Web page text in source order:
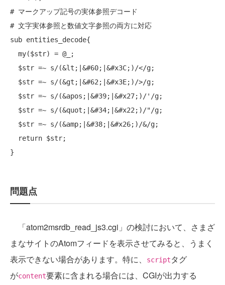
# マークアップ記号の実体参照デコード
# 文字実体参照と数値文字参照の両方に対応
sub entities_decode{
my($str) = @_;
  $str =~ s/(&lt;|&
#60;|&#x3C;)/</g;
  $str =~ s/(&gt;|&
#62;|&#x3E;)/>/g;
  $str =~ s/(&apos;|&
#39;|&#x27;)/'/g;
  $str =~ s/(&quot;|&
#34;|&#x22;)/"/g;
  $str =~ s/(&amp;|&
#38;|&#x26;)/&/g;
return $str;
問題点
「atom2msrdb_read_js3.cgi」の検討において、さまざ
まなサイトのAtomフィードを表示させてみると、うまく
表示できない場合があります。特に、
scriptタグ
がcontent要素に含まれる場合には、CGIが出力する